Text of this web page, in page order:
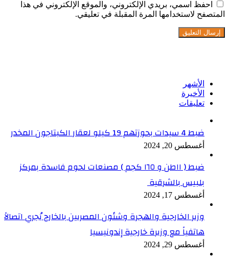
احفظ اسمي، بريدي الإلكتروني، والموقع الإلكتروني في هذا
المتصفح لاستخدامها المرة المقبلة في تعليقي.
الأشهر
الأخيرة
تعليقات
ضبط 4 سيدات بحوزتهم 19 كيلو لعقار الكبتاجون المخدر
أغسطس 20, 2024
ضبط ( ١١طن و ١٦٥ كجم ) مصنعات لحوم فاسدة بمركز
بلبيس بالشرقية
أغسطس 17, 2024
وزير الخارجية والهجرة وشئون المصريين بالخارج يُجري اتصالاً
هاتفياً مع وزيرة خارجية إندونيسيا
أغسطس 29, 2024